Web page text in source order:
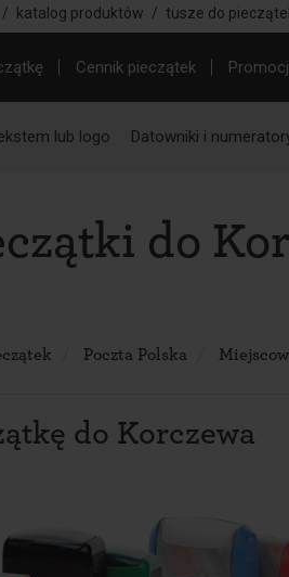
/ katalog produktów / tusze do
Cennik pieczątek
lub logo Datowniki i
do
Poczta Polska
do Korczewa